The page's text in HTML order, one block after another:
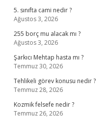
5. sınıfta cami nedir ?
Ağustos 3, 2026
255 borç mu alacak mı ?
Ağustos 3, 2026
Şarkıcı Mehtap hasta mı ?
Temmuz 30, 2026
Tehlikeli görev konusu nedir ?
Temmuz 28, 2026
Kozmik felsefe nedir ?
Temmuz 26, 2026